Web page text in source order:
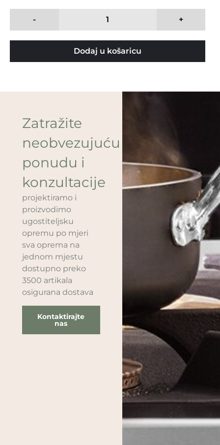
- +
Dodaj u košaricu
Zatražite
neobvezujuću
ponudu i
konzultacije
projektiramo i
proizvodimo
ugostiteljsku
opremu po mjeri
sva oprema na
jednom mjestu
dostupno preko
3500 artikala
osigurana dostava
Kontaktirajte
nas